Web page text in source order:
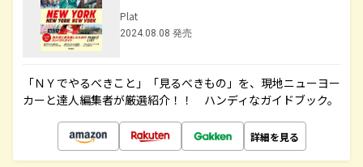
Plat
2024.08.08 発売
「ＮＹでやるべきこと」「見るべきもの」を、現地ニューヨー
カーと達人編集者が厳選紹介！！ ハンディなガイドブック。
詳細を見る